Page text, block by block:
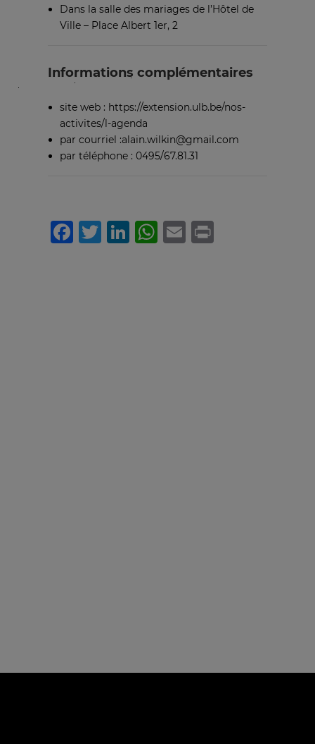
Dans la salle des mariages de l’Hôtel de
Ville – Place Albert 1er, 2
Informations complémentaires
site web : https://extension.ulb.be/nos-
activites/l-agenda
par courriel :alain.wilkin@gmail.com
par téléphone : 0495/67.81.31
Facebook
Twitter
LinkedIn
WhatsApp
Email